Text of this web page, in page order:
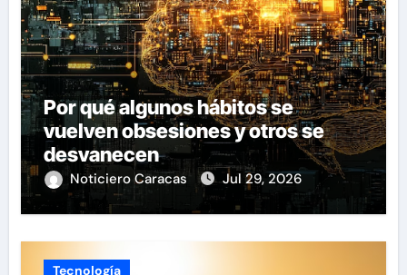
Por qué algunos hábitos se
vuelven obsesiones y otros se
desvanecen
Noticiero Caracas Jul 29, 2026
Tecnología